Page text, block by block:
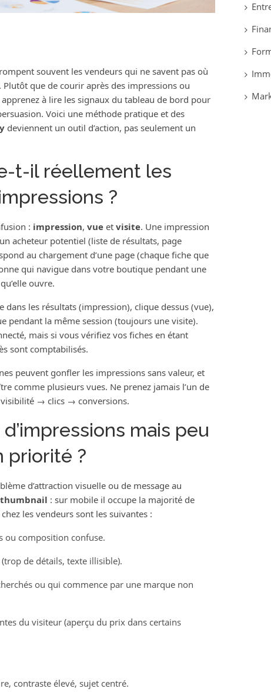
souvent les vendeurs qui ne savent pas où
que de courir après des impressions ou
à lire les signaux du tableau de bord pour
Voici une méthode pratique et des
deviennent un outil d’action, pas seulement un
t-il réellement les
?
: impression, vueet visite. Une impression
acheteur potentiel (liste de résultats, page
au chargement d’une page (chaque fiche que
qui navigue dans votre boutique pendant une
ouvre.
les résultats (impression), clique dessus (vue),
pendant la même session (toujours une visite).
mais si vous vérifiez vos fiches en étant
sont comptabilisés.
peuvent gonfler les impressions sans valeur, et
comme plusieurs vues. Ne prenez jamais l’un de
→ clics → conversions.
mais peu
priorité ?
d’attraction visuelle ou de message au
thumbnail : sur mobile il occupe la majorité de
les vendeurs sont les suivantes :
ou composition confuse.
de détails, texte illisible).
ou qui commence par une marque non
du visiteur (aperçu du prix dans certains
contraste élevé, sujet centré.